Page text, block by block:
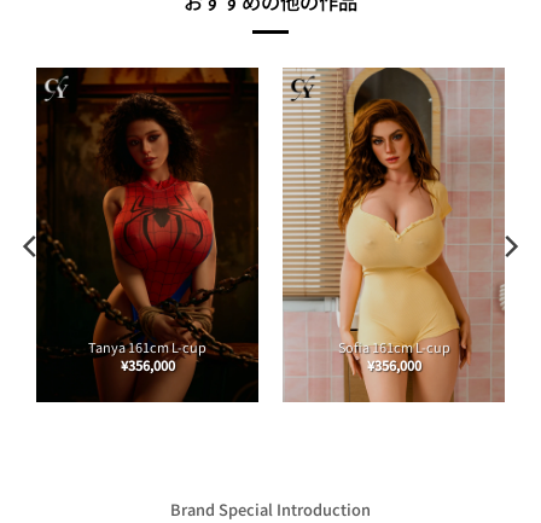
Tanya 161cm L-cup
¥356,000
Sofia 161cm L-cup
¥356,000
Brand Special Introduction